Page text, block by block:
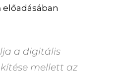
előadásában
a digitális
mellett az